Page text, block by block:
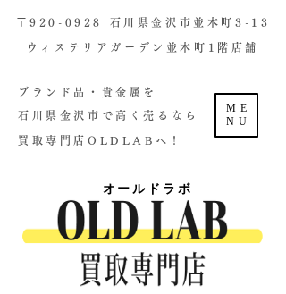
ME
NU
​〒920-0928 石川県金沢市並木町3-13
ウィステリアガーデン並木町1階店舗​
ブランド品・貴金属を
石川県金沢市で高く売るなら
買取専門店OLDLABへ！
オールドラボ